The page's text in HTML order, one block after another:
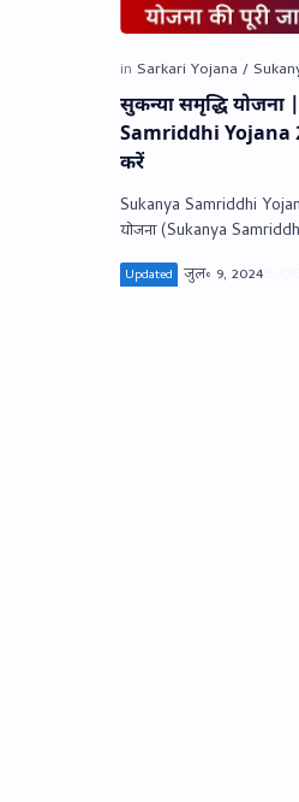
सुकन्‍या समृद्धि
Samriddhi Yojana
करें
Sukanya Samriddhi Yojana 2024
योजना (Sukanya Samriddhi Yojana)
के लिए तैयार की गई एक बचत